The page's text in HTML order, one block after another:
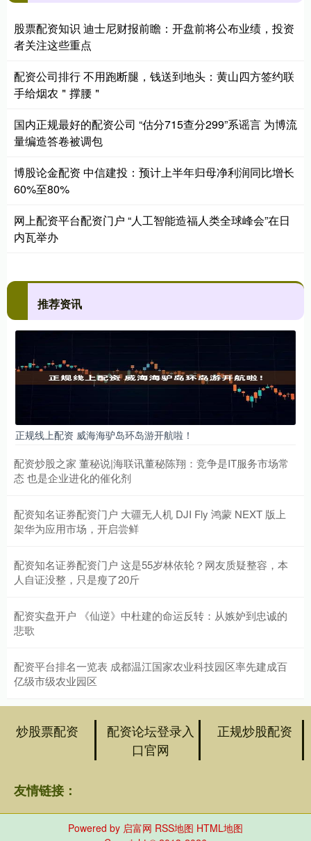
股票配资知识 迪士尼财报前瞻：开盘前将公布业绩，投资
者关注这些重点
配资公司排行 不用跑断腿，钱送到地头：黄山四方签约联
手给烟农＂撑腰＂
国内正规最好的配资公司 “估分715查分299”系谣言 为博流
量编造答卷被调包
博股论金配资 中信建投：预计上半年归母净利润同比增长
60%至80%
网上配资平台配资门户 “人工智能造福人类全球峰会”在日
内瓦举办
推荐资讯
正规线上配资 威海海驴岛环岛游开航啦！
配资炒股之家 董秘说|海联讯董秘陈翔：竞争是IT服务市场常
态 也是企业进化的催化剂
配资知名证券配资门户 大疆无人机 DJI Fly 鸿蒙 NEXT 版上
架华为应用市场，开启尝鲜
配资知名证券配资门户 这是55岁林依轮？网友质疑整容，本
人自证没整，只是瘦了20斤
配资实盘开户 《仙逆》中杜建的命运反转：从嫉妒到忠诚的
悲歌
配资平台排名一览表 成都温江国家农业科技园区率先建成百
亿级市级农业园区
炒股票配资
配资论坛登录入
口官网
正规炒股配资
友情链接：
Powered by 启富网 RSS地图 HTML地图